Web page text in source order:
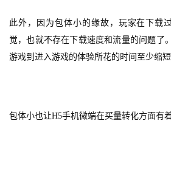
月
3
0
此外，因为包体小的缘故，玩家在下载
觉，也就不存在下载速度和流量的问题了。
游戏到进入游戏的体验所花的时间至少缩
包体小也让H5手机微端在买量转化方面有